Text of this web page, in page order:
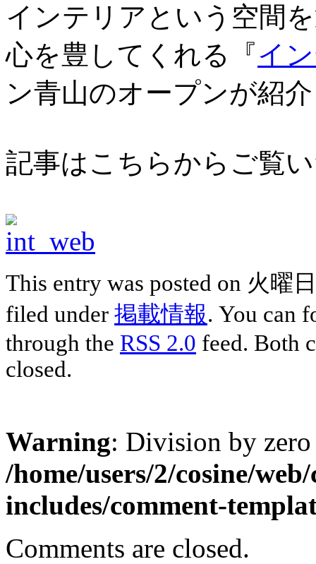
インテリアという空間
心を豊してくれる『イ
ン青山のオープンが紹
記事はこちらからご覧
This entry was posted on 火曜
filed under 掲載情報. You can
through the RSS 2.0 feed. Both
closed.
Warning: Division by
/home/users/2/cosine/
includes/comment-
Comments are closed.